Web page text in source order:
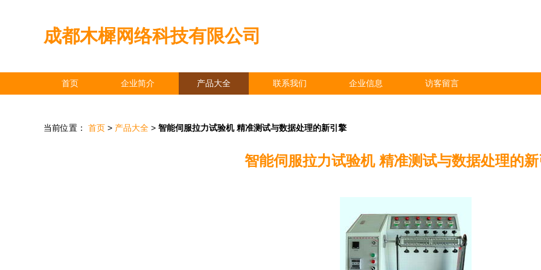
成都木樨网络科技有限公司
首页 企业简介 产品大全 联系我们 企业信息 访客留言
当前位置： 首页 > 产品大全 > 智能伺服拉力试验机 精准测试与数据处理的新引擎
智能伺服拉力试验机 精准测试与数据处理的